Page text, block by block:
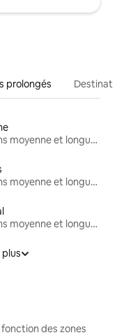
prolongés
Locations moyenne et longue durée
Locations moyenne et longue durée
Locations moyenne et longue durée
des zones